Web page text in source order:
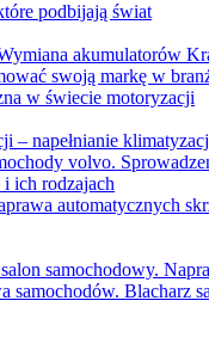
podbijają świat
akumulatorów
swoją markę w
w świecie motoryzacji
napełnianie
volvo.
ich rodzajach
automatycznych
samochodowy.
samochodów. Blacharz